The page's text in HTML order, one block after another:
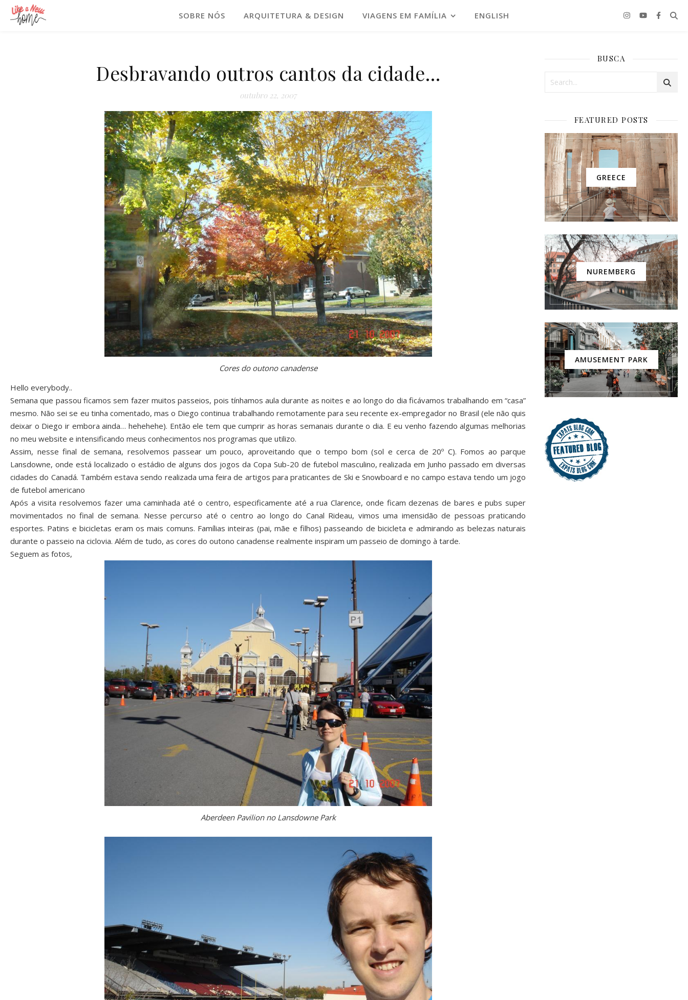
SOBRE NÓS ARQUITETURA & DESIGN VIAGENS EM FAMÍLIA ENGLISH
Desbravando outros cantos da cidade…
outubro 22, 2007
Cores do outono canadense
Hello everybody..
Semana que passou ficamos sem fazer muitos passeios, pois tínhamos aula durante as noites e ao longo do dia ficávamos trabalhando em “casa”
mesmo. Não sei se eu tinha comentado, mas o Diego continua trabalhando remotamente para seu recente ex-empregador no Brasil (ele não quis
deixar o Diego ir embora ainda… hehehehe). Então ele tem que cumprir as horas semanais durante o dia. E eu venho fazendo algumas melhorias
no meu website e intensificando meus conhecimentos nos programas que utilizo.
Assim, nesse final de semana, resolvemos passear um pouco, aproveitando que o tempo bom (sol e cerca de 20º C). Fomos ao parque
Lansdowne, onde está localizado o estádio de alguns dos jogos da Copa Sub-20 de futebol masculino, realizada em Junho passado em diversas
cidades do Canadá. Também estava sendo realizada uma feira de artigos para praticantes de Ski e Snowboard e no campo estava tendo um jogo
de futebol americano
Após a visita resolvemos fazer uma caminhada até o centro, especificamente até a rua Clarence, onde ficam dezenas de bares e pubs super
movimentados no final de semana. Nesse percurso até o centro ao longo do Canal Rideau, vimos uma imensidão de pessoas praticando
esportes. Patins e bicicletas eram os mais comuns. Famílias inteiras (pai, mãe e filhos) passeando de bicicleta e admirando as belezas naturais
durante o passeio na ciclovia. Além de tudo, as cores do outono canadense realmente inspiram um passeio de domingo à tarde.
Seguem as fotos,
Aberdeen Pavilion no Lansdowne Park
BUSCA
FEATURED POSTS
GREECE
NUREMBERG
AMUSEMENT PARK